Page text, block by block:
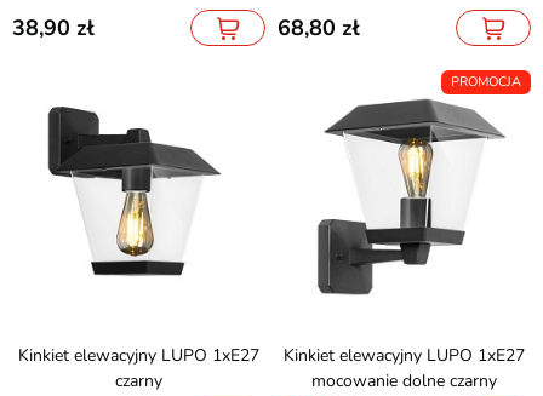
38,90 68,80
Kinkiet elewacyjny LUPO 1xE27
czarny
PROMOCJA
Kinkiet elewacyjny LUPO 1xE27
mocowanie dolne czarny